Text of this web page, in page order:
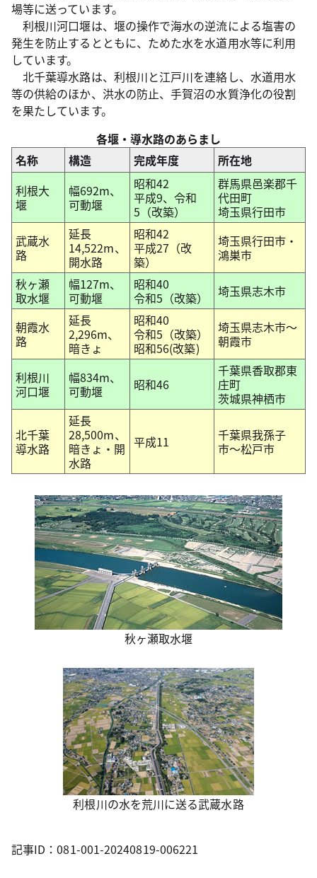
場等に送っています。
利根川河口堰は、堰の操作で海水の逆流による塩害の
発生を防止するとともに、ためた水を水道用水等に利用
しています。
北千葉導水路は、利根川と江戸川を連絡し、水道用水
等の供給のほか、洪水の防止、手賀沼の水質浄化の役割
を果たしています。
各堰・導水路のあらまし
名称
構造 完成年度
所在地
利根大
堰
幅692m、
可動堰
昭和42
平成9、令和
5（改築）
群馬県邑楽郡千
代田町
埼玉県行田市
武蔵水
路
延長
14,522m、
開水路
昭和42
平成27（改
築）
埼玉県行田市・
鴻巣市
秋ヶ瀬
取水堰
幅127m、
可動堰
昭和40
令和5（改築）
埼玉県志木市
朝霞水
路
延長
2,296m、
暗きょ
昭和40
令和5（改築）
昭和56(改築)
埼玉県志木市〜
朝霞市
利根川
河口堰
幅834m、
可動堰
昭和46
千葉県香取郡東
庄町
茨城県神栖市
北千葉
導水路
延長
28,500m、
暗きょ・開
水路
平成11
千葉県我孫子
市〜松戸市
秋ヶ瀬取水堰
利根川の水を荒川に送る武蔵水路
記事ID：081-001-20240819-006221